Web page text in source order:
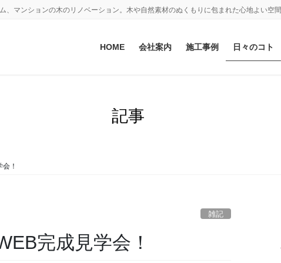
マンションの木のリノベーション。木や自然素材のぬくもりに包まれた心地よい空間
HOME 会社案内 施工事例 日々のコト
記事
！
雑記
完成見学会！